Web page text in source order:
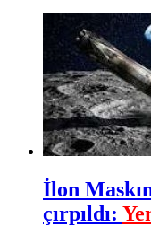
İlon
çırpıldı: